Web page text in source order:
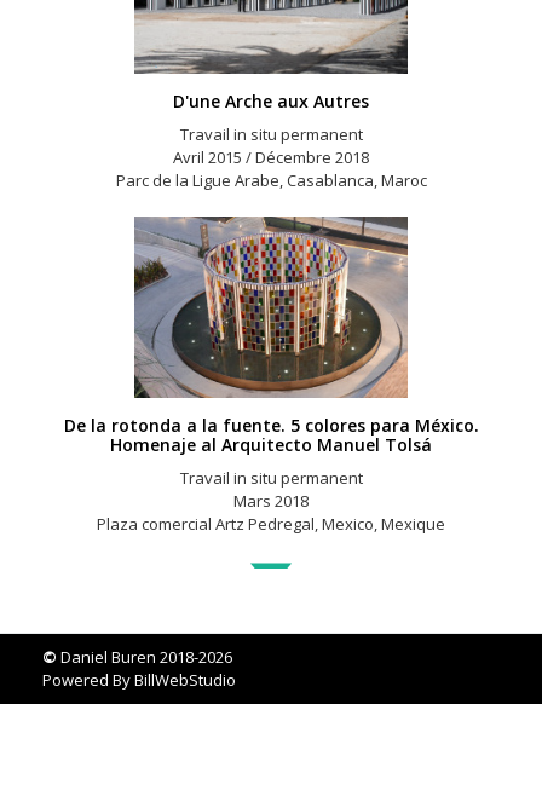
D'une Arche aux Autres
Travail in situ permanent
Avril 2015 / Décembre 2018
Parc de la Ligue Arabe, Casablanca, Maroc
De la rotonda a la fuente. 5 colores para México.
Homenaje al Arquitecto Manuel Tolsá
Travail in situ permanent
Mars 2018
Plaza comercial Artz Pedregal, Mexico, Mexique
© Daniel Buren 2018-2026
Powered ByBillWebStudio